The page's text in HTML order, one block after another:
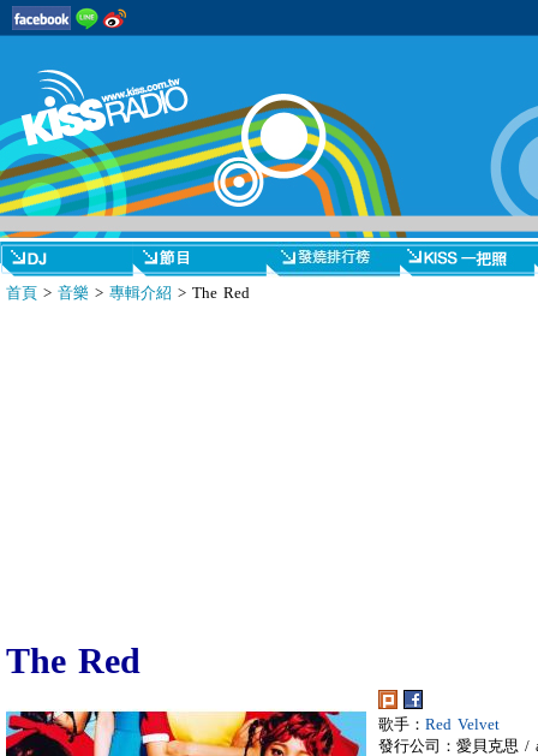
首頁 > 音樂 > 專輯介紹 > The Red
The Red
歌手： Red Velvet
發行公司：愛貝克思 /